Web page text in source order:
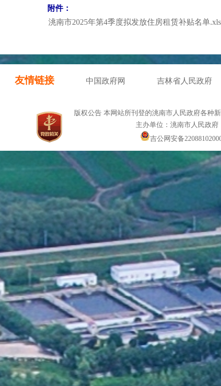
附件：
洮南市2025年第4季度拟发放住房租赁补贴名单
友情链接 中国政府网 吉林省人民政府
版权公告 本网站所刊登的洮南市人民政府各种
主办单位：洮南市人民政
吉公网安备